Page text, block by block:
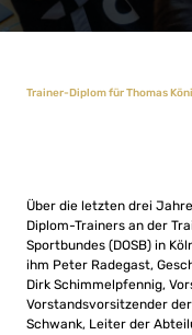
Trainer-Diplom für Thomas
Über die letzten drei
Diplom-Trainers an der
Sportbundes (DOSB) in
ihm Peter Radegast,
Dirk Schimmelpfennig,
Vorstandsvorsitzender
Schwank, Leiter der